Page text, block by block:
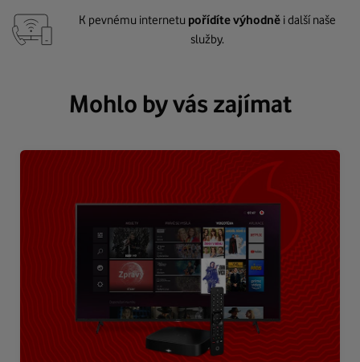
K pevnému internetu pořídíte výhodně i další naše
služby.
Mohlo by vás zajímat